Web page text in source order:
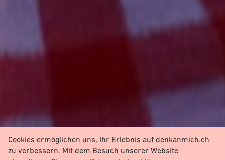
Cookies ermöglichen uns, Ihr Erlebnis auf denkanmich.ch
zu verbessern. Mit dem Besuch unserer Website